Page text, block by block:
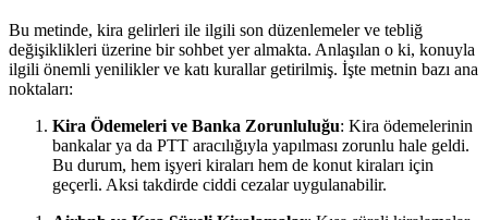
Bu metinde, kira gelirleri ⁣ile ilgili son düzenlemeler ve‌ tebliğ
değişiklikleri üzerine bir sohbet yer almakta. Anlaşılan o ki, konuyla
ilgili önemli yenilikler ve ‍katı ​kurallar getirilmiş. İşte metnin bazı ana
noktaları:
Kira Ödemeleri ve⁢ Banka ‌Zorunluluğu: Kira ödemelerinin
bankalar ya da ⁢PTT aracılığıyla yapılması zorunlu hale geldi.
Bu durum, hem işyeri kiraları hem⁤ de konut kiraları için⁣
geçerli. Aksi takdirde ciddi cezalar uygulanabilir.